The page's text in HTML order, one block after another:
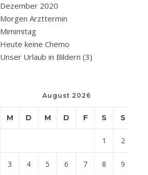
Dezember 2020
Morgen Arzttermin
Mimimitag
Heute keine Chemo
Unser Urlaub in Bildern (3)
August 2026
M D M D F S S
1 2
3 4 5 6 7 8 9